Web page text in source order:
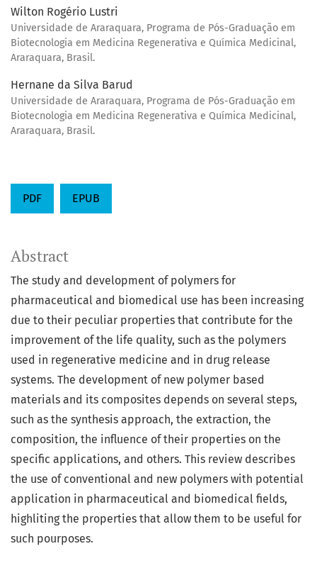
Wilton Rogério Lustri
Universidade de Araraquara, Programa de Pós-Graduação em
Biotecnologia em Medicina Regenerativa e Química Medicinal,
Araraquara, Brasil.
Hernane da Silva Barud
Universidade de Araraquara, Programa de Pós-Graduação em
Biotecnologia em Medicina Regenerativa e Química Medicinal,
Araraquara, Brasil.
PDF EPUB
Abstract
The study and development of polymers for
pharmaceutical and biomedical use has been increasing
due to their peculiar properties that contribute for the
improvement of the life quality, such as the polymers
used in regenerative medicine and in drug release
systems. The development of new polymer based
materials and its composites depends on several steps,
such as the synthesis approach, the extraction, the
composition, the influence of their properties on the
specific applications, and others. This review describes
the use of conventional and new polymers with potential
application in pharmaceutical and biomedical fields,
highliting the properties that allow them to be useful for
such pourposes.